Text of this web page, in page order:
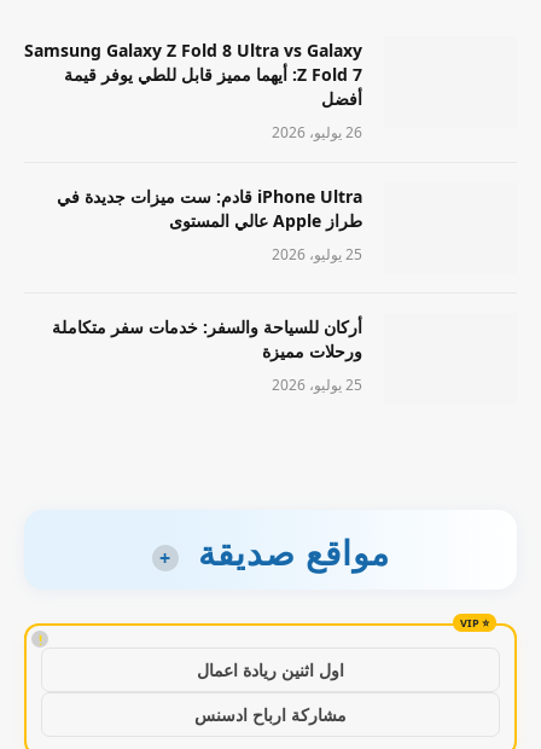
Samsung Galaxy Z Fold 8 Ultra vs Galaxy
Z Fold 7: أيهما مميز قابل للطي يوفر قيمة
أفضل
26 يوليو، 2026
iPhone Ultra قادم: ست ميزات جديدة في
طراز Apple عالي المستوى
25 يوليو، 2026
أركان للسياحة والسفر: خدمات سفر متكاملة
ورحلات مميزة
25 يوليو، 2026
مواقع صديقة +
!
اول اثنين ريادة اعمال
مشاركة ارباح ادسنس